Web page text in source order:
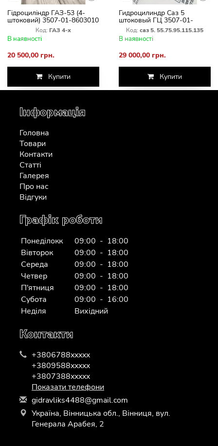
Гідроциліндр ГАЗ-53 (4-
штоковий) 3507-01-8603010
Код: ГАЗ 4-х
В наявності
20 500,00 грн.
Купити
Гидроцилиндр Саз 5
штоковый ГЦ 3507-01-
8603010. ГЦ 111.02.015 13
Код: саз 5. 55.75.95.115.135
В наявності
29 000,00 грн.
Купити
Інформація
Головна
Товари
Контакти
Статті
Галерея
Про нас
Відгуки
Графік роботи
Понеділокк
09:00 - 18:00
Вівторок
09:00 - 18:00
Середа
09:00 - 18:00
Четвер
09:00 - 18:00
П'ятниця
09:00 - 18:00
Субота
09:00 - 16:00
Неділя
Вихідний
Контакти
+3806788xxxxx
+3809588xxxxx
+3807388xxxxx
Показати телефони
gidravliks4488@gmail.com
Україна, Вінницька обл., Вінниця, вул.
Генерала Арабея, 2